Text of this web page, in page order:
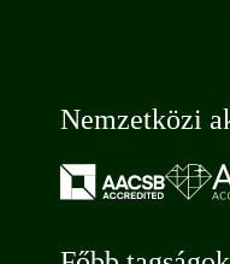
Nemzetközi